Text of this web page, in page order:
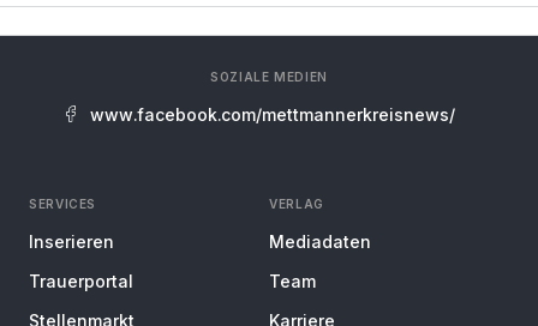
SOZIALE MEDIEN
www.facebook.com/mettmannerkreisnews/
SERVICES
Inserieren
Trauerportal
Stellenmarkt
VERLAG
Mediadaten
Team
Karriere